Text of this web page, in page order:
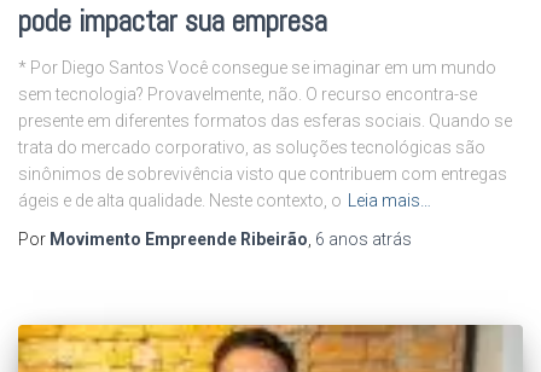
pode impactar sua empresa
* Por Diego Santos Você consegue se imaginar em um mundo
sem tecnologia? Provavelmente, não. O recurso encontra-se
presente em diferentes formatos das esferas sociais. Quando se
trata do mercado corporativo, as soluções tecnológicas são
sinônimos de sobrevivência visto que contribuem com entregas
ágeis e de alta qualidade. Neste contexto, o
Leia mais…
Por Movimento Empreende Ribeirão 6 anos atrás